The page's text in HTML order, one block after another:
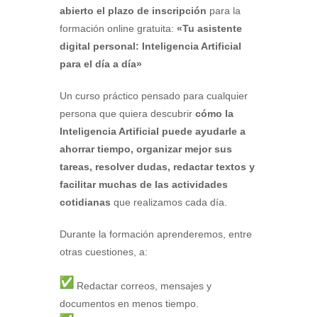
abierto el plazo de inscripción para la
formación online gratuita: «Tu asistente
digital personal: Inteligencia Artificial
para el día a día»
Un curso práctico pensado para cualquier
persona que quiera descubrir cómo la
Inteligencia Artificial puede ayudarle a
ahorrar tiempo, organizar mejor sus
tareas, resolver dudas, redactar textos y
facilitar muchas de las actividades
cotidianas que realizamos cada día.
Durante la formación aprenderemos, entre
otras cuestiones, a:
Redactar correos, mensajes y
documentos en menos tiempo.